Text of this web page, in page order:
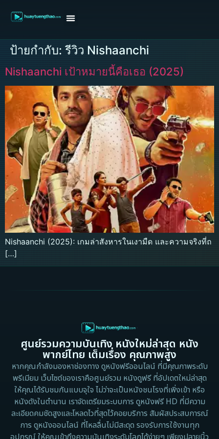
ป้ายกำกับ: รีวิว Nishaanchi
Nishaanchi เป้าหมายนี้คือเธอ (2025)
Nishaanchi (2025): เกมล่าสังหารในเงามืด และความจริงที่ถ
[…]
ศูนย์รวมความบันเทิง หนังใหม่ล่าสุด หนัง
พากย์ไทย เต็มเรื่อง คุณภาพสูง
หากคุณกำลังมองหาช่องทาง ดูหนังฟรีออนไลน์ ที่มีคุณภาพระดับ
พรีเมียม เว็บไซต์ของเราคือศูนย์รวม หนังดูฟรี ที่อัปเดตใหม่ล่าสุด
ให้คุณได้รับชมกันแบบจุใจ ไม่ว่าจะเป็นหนังชนโรงที่เพิ่งเข้า หรือ
หนังดังในตำนาน เราจัดเตรียมระบบการ ดูหนังฟรี HD ที่มีความ
ละเอียดคมชัดสูงและโหลดไวที่สุดไว้คอยบริการ สัมผัสประสบการณ์
การ ดูหนังออนไลน์ ที่ไหลลื่นไม่มีสะดุด รองรับการใช้งานทุก